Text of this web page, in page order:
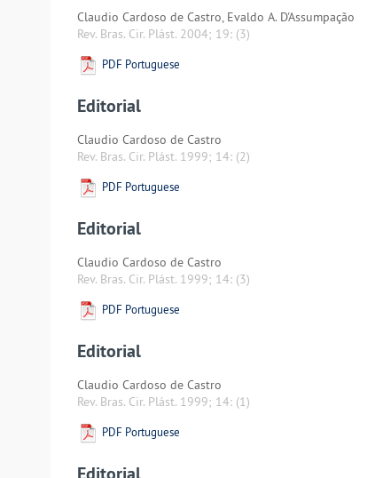
Claudio Cardoso de Castro, Evaldo A. D'Assumpação
Rev. Bras. Cir. Plást. 2004; 19: (3)
PDF Portuguese
Editorial
Claudio Cardoso de Castro
Rev. Bras. Cir. Plást. 1999; 14: (2)
PDF Portuguese
Editorial
Claudio Cardoso de Castro
Rev. Bras. Cir. Plást. 1999; 14: (3)
PDF Portuguese
Editorial
Claudio Cardoso de Castro
Rev. Bras. Cir. Plást. 1999; 14: (1)
PDF Portuguese